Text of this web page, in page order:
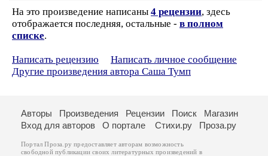
На это произведение написаны 4 рецензии, здесь
отображается последняя, остальные - в полном
списке.
Написать рецензию
Написать личное сообщение
Другие произведения автора Саша Тумп
Авторы Произведения Рецензии Поиск
Магазин
Вход для авторов
О портале Стихи.ру Проза.ру
Портал Проза.ру предоставляет авторам возможность
свободной публикации своих литературных произведений в